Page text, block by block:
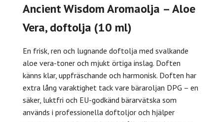
Ancient Wisdom Aromaolja – Aloe
Vera, doftolja (10 ml)
En frisk, ren och lugnande doftolja med svalkande
aloe vera-toner och mjukt örtiga inslag. Doften
känns klar, uppfräschande och harmonisk. Doften har
extra lång varaktighet tack vare bäraroljan DPG – en
säker, luktfri och EU-godkänd bärarvätska som
används i professionella doftoljor och hjälper